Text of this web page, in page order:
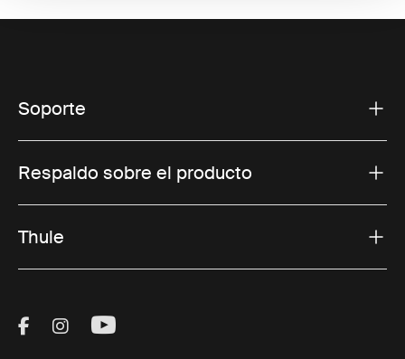
Soporte
Respaldo sobre el producto
Thule
Visit Thule on Facebook (external link)
Visit Thule on Instagram (external link)
Visit Thule on Youtube (external